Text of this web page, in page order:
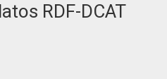
RDF-DCAT